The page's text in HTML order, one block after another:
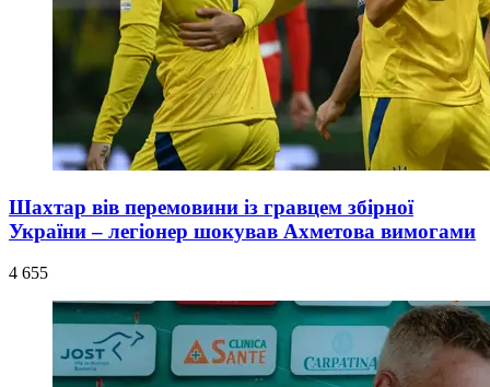
Шахтар вів перемовини із гравцем збірної
України – легіонер шокував Ахметова вимогами
4 655